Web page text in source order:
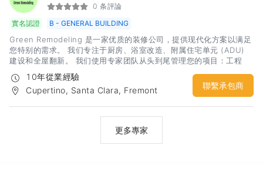
0 条評論
實名認證
B - GENERAL BUILDING
Green Remodeling 是一家优质的装修公司，提供现代化方案以满足
您特别的需求。 我们专注于厨房、浴室改造、附属住宅单元 (ADU)
建设和全屋翻新。 我们使用专家团队从头到尾管理您的项目：工程
师、建筑师、设计师和装修师傅，来制造您的梦想家园。
10年從業經驗
Cupertino, Santa Clara, Fremont
聯繫承包商
更多專家